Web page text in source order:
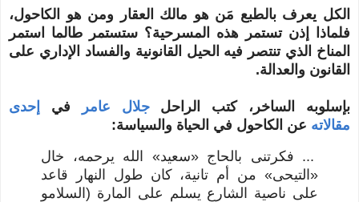
الكل يعرف بالطبع مَن هو مالك العقار ومن هو الكاحول،
فلماذا إذن تستمر هذه المسرحية؟ ستستمر طالما استمر
المناخ الذي تنتصر فيه الحيل القانونية والفساد الإداري على
القانون والعدالة.
بإسلوبه الساخر، كتب الراحلجلال عامر في
إحدى
مقالاته عن الكاحول في الحياة والسياسة:
... فكرتنى بالحاج «سعيد» الله يرحمه، خال
«التيحى» من أم تانية، كان طول النهار قاعد
على ناصية الشارع يسلم على المارة (السلامو